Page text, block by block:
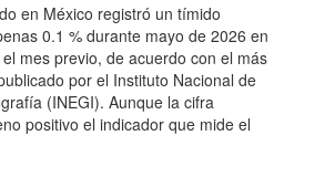
en México registró un tímido
0.1 % durante mayo de 2026 en
mes previo, de acuerdo con el más
por el Instituto Nacional de
(INEGI). Aunque la cifra
positivo el indicador que mide el